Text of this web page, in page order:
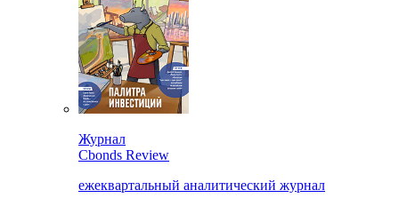
Журнал
Cbonds Review
ежеквартальный аналитический журнал